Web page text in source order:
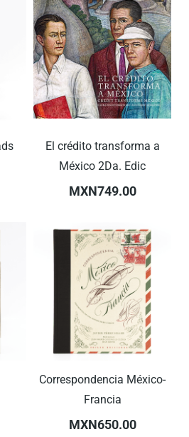
El crédito transforma a
México 2Da. Edic
MXN749.00
Correspondencia México-
Francia
MXN650.00